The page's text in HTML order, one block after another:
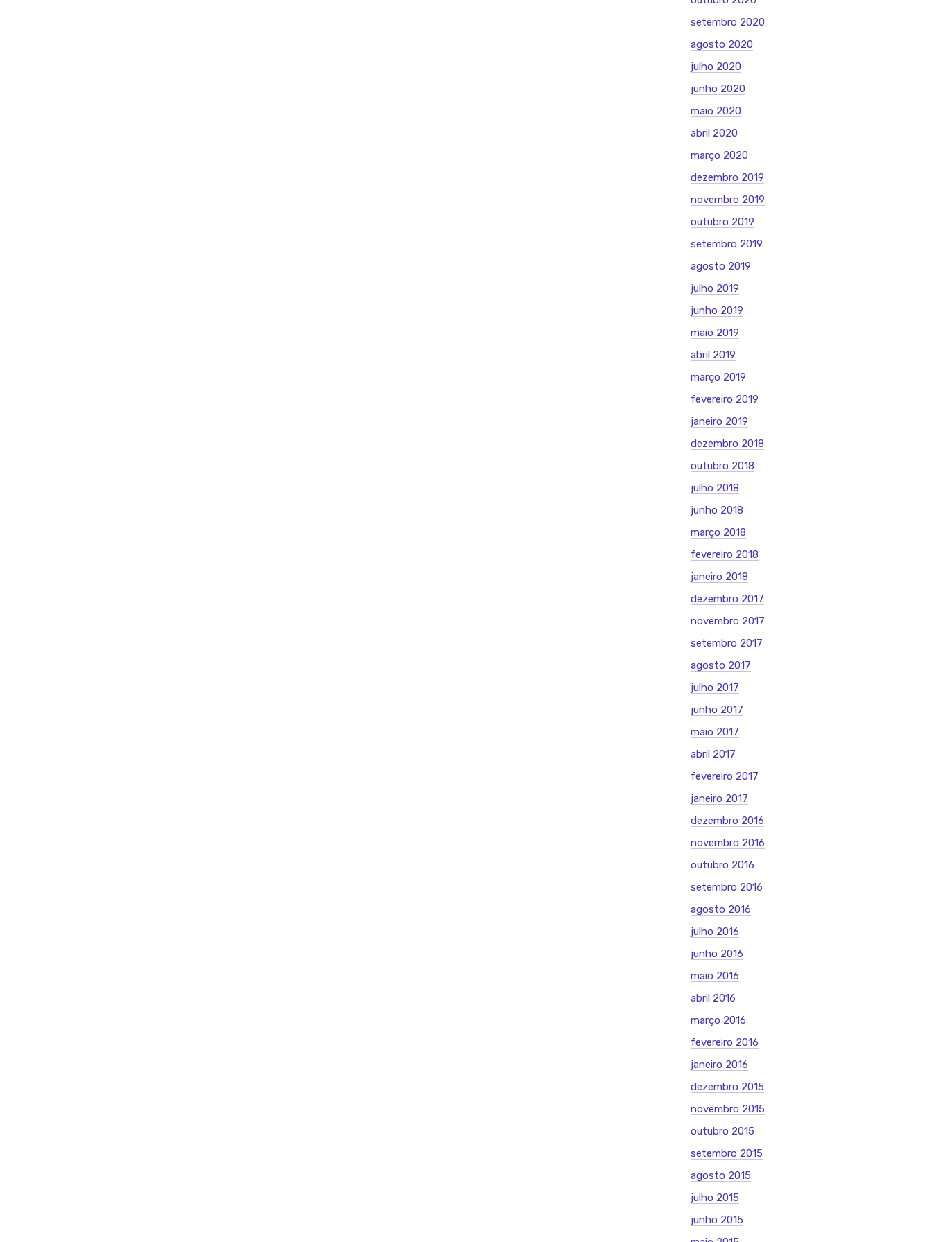
setembro 2020
agosto 2020
julho 2020
junho 2020
maio 2020
abril 2020
março 2020
dezembro 2019
novembro 2019
outubro 2019
setembro 2019
agosto 2019
julho 2019
junho 2019
maio 2019
abril 2019
março 2019
fevereiro 2019
janeiro 2019
dezembro 2018
outubro 2018
julho 2018
junho 2018
março 2018
fevereiro 2018
janeiro 2018
dezembro 2017
novembro 2017
setembro 2017
agosto 2017
julho 2017
junho 2017
maio 2017
abril 2017
fevereiro 2017
janeiro 2017
dezembro 2016
novembro 2016
outubro 2016
setembro 2016
agosto 2016
julho 2016
junho 2016
maio 2016
abril 2016
março 2016
fevereiro 2016
janeiro 2016
dezembro 2015
novembro 2015
outubro 2015
setembro 2015
agosto 2015
julho 2015
junho 2015